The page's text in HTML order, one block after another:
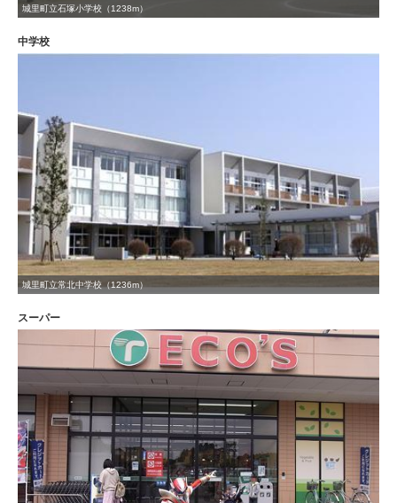
城里町立石塚小学校（1238m）
中学校
城里町立常北中学校（1236m）
スーパー